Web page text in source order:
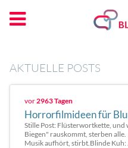
AKTUELLE POSTS
vor2963 Tagen
Horrorfilmideen für
Stille Post: Flüsterwortkette, und
Biegen" rauskommt, sterben
Musik aufhört, stirbt.Blinde Kuh: